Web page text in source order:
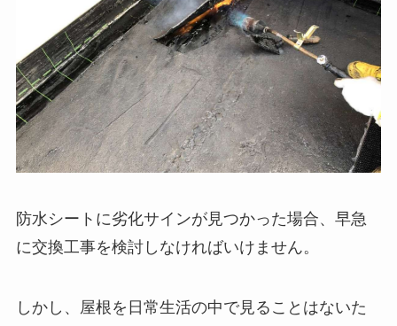
防水シートに劣化サインが見つかった場合、早急
に交換工事を検討しなければいけません。
しかし、屋根を日常生活の中で見ることはないた